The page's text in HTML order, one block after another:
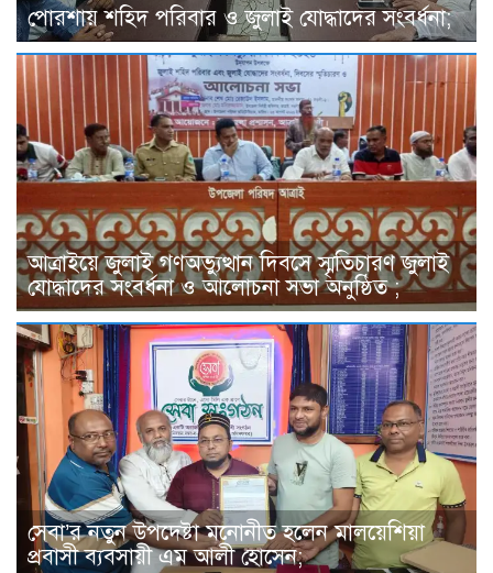
পোরশায় শহিদ পরিবার ও জুলাই যোদ্ধাদের সংবর্ধনা;
আত্রাইয়ে জুলাই গণঅভ্যুত্থান দিবসে স্মৃতিচারণ জুলাই
যোদ্ধাদের সংবর্ধনা ও আলোচনা সভা অনুষ্ঠিত ;
সেবা’র নতুন উপদেষ্টা মনোনীত হলেন মালয়েশিয়া
প্রবাসী ব্যবসায়ী এম আলী হোসেন;